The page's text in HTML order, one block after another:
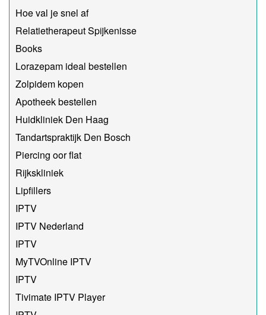
Hoe val je snel af
Relatietherapeut Spijkenisse
Books
Lorazepam ideal bestellen
Zolpidem kopen
Apotheek bestellen
Huidkliniek Den Haag
Tandartspraktijk Den Bosch
Piercing oor flat
Rijkskliniek
Lipfillers
IPTV
IPTV Nederland
IPTV
MyTVOnline IPTV
IPTV
Tivimate IPTV Player